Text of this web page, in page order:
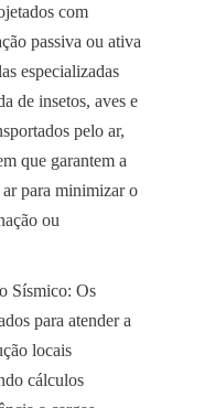
com
passiva ou ativa
especializadas
de insetos, aves e
pelo ar,
que garantem a
ar para minimizar o
ou
Sísmico: Os
para atender a
locais
cálculos